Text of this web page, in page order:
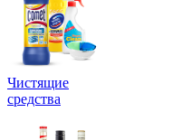
Чистящие
средства